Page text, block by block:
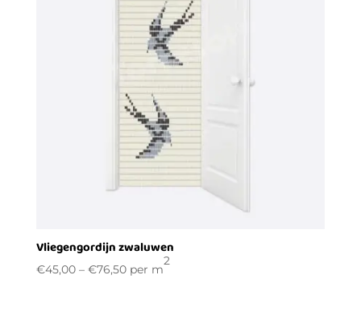
Vliegengordijn zwaluwen
€45,00– €76,50per m
2